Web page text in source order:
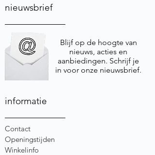
nieuwsbrief
Blijf op de hoogte van
nieuws, acties en
aanbiedingen. Schrijf je
in voor onze nieuwsbrief.
informatie
Contact
Openingstijden
Winkelinfo